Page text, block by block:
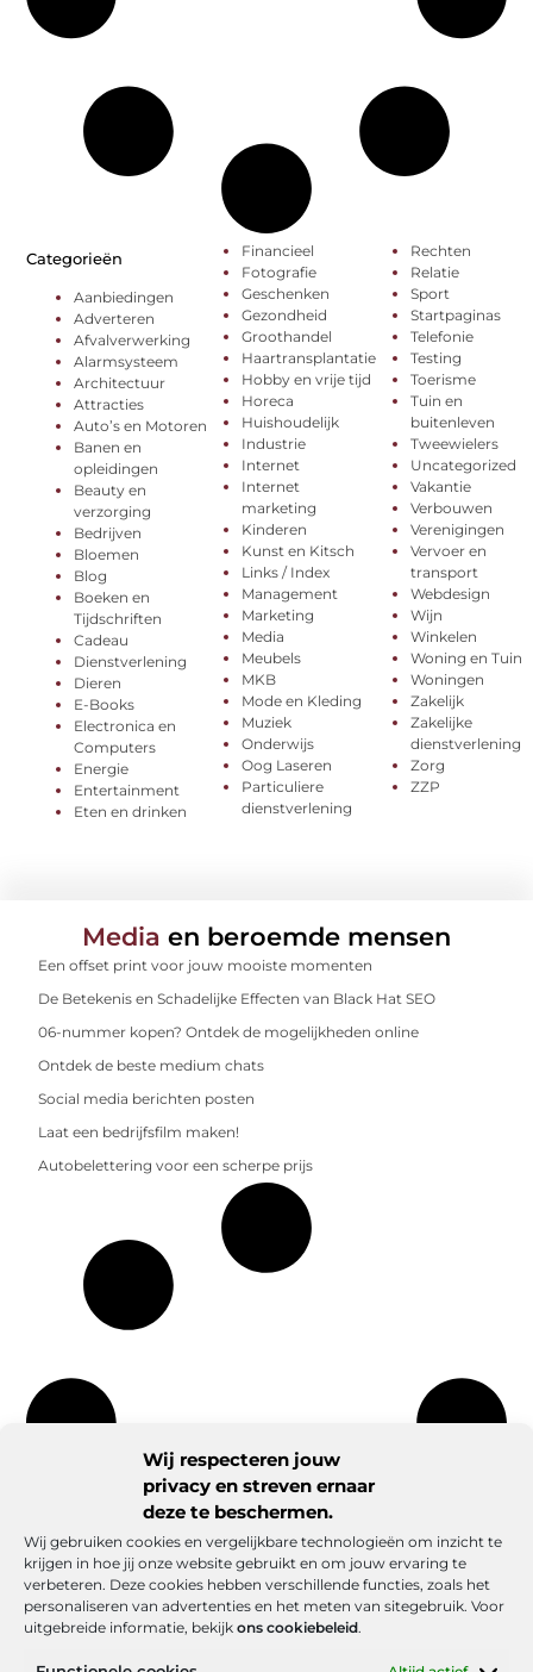
Wij respecteren jouw
privacy en streven ernaar
deze te beschermen.
Wij gebruiken cookies en vergelijkbare technologieën om inzicht te
krijgen in hoe jij onze website gebruikt en om jouw ervaring te
verbeteren. Deze cookies hebben verschillende functies, zoals het
personaliseren van advertenties en het meten van sitegebruik. Voor
uitgebreide informatie, bekijk ons cookiebeleid.
Categorieën
Aanbiedingen
Adverteren
Afvalverwerking
Alarmsysteem
Architectuur
Attracties
Auto’s en Motoren
Banen en
opleidingen
Beauty en
verzorging
Bedrijven
Bloemen
Blog
Boeken en
Tijdschriften
Cadeau
Dienstverlening
Dieren
E-Books
Electronica en
Computers
Energie
Entertainment
Eten en drinken
Financieel
Fotografie
Geschenken
Gezondheid
Groothandel
Haartransplantatie
Hobby en vrije tijd
Horeca
Huishoudelijk
Industrie
Internet
Internet
marketing
Kinderen
Kunst en Kitsch
Links / Index
Management
Marketing
Media
Meubels
MKB
Mode en Kleding
Muziek
Onderwijs
Oog Laseren
Particuliere
dienstverlening
Rechten
Relatie
Sport
Startpaginas
Telefonie
Testing
Toerisme
Tuin en
buitenleven
Tweewielers
Uncategorized
Vakantie
Verbouwen
Verenigingen
Vervoer en
transport
Webdesign
Wijn
Winkelen
Woning en Tuin
Woningen
Zakelijk
Zakelijke
dienstverlening
Zorg
ZZP
Media en beroemde mensen
Een offset print voor jouw mooiste momenten
De Betekenis en Schadelijke Effecten van Black Hat SEO
06-nummer kopen? Ontdek de mogelijkheden online
Ontdek de beste medium chats
Social media berichten posten
Laat een bedrijfsfilm maken!
Autobelettering voor een scherpe prijs